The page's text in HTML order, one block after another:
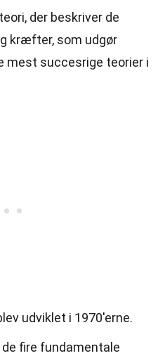
der beskriver de
kræfter, som udgør
mest succesrige teorier i
udviklet i 1970'erne.
fire fundamentale